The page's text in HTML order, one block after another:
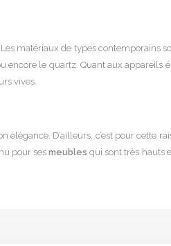
matériaux de types
encore le quartz. Quant aux
vives.
élégance. D’ailleurs, c’est pour
pour sesmeubles qui sont très hauts